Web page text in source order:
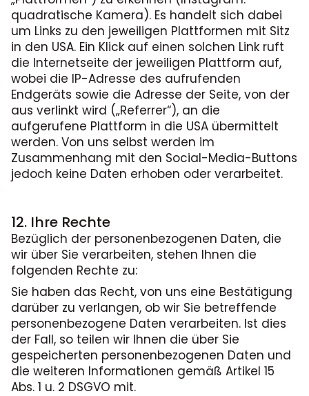
quadratische Kamera). Es handelt sich dabei
um Links zu den jeweiligen Plattformen mit Sitz
in den USA. Ein Klick auf einen solchen Link ruft
die Internetseite der jeweiligen Plattform auf,
wobei die IP-Adresse des aufrufenden
Endgeräts sowie die Adresse der Seite, von der
aus verlinkt wird („Referrer“), an die
aufgerufene Plattform in die USA übermittelt
werden. Von uns selbst werden im
Zusammenhang mit den Social-Media-Buttons
jedoch keine Daten erhoben oder verarbeitet.
12. Ihre Rechte
Bezüglich der personenbezogenen Daten, die
wir über Sie verarbeiten, stehen Ihnen die
folgenden Rechte zu:
Sie haben das Recht, von uns eine Bestätigung
darüber zu verlangen, ob wir Sie betreffende
personenbezogene Daten verarbeiten. Ist dies
der Fall, so teilen wir Ihnen die über Sie
gespeicherten personenbezogenen Daten und
die weiteren Informationen gemäß Artikel 15
Abs. 1 u. 2 DSGVO mit.